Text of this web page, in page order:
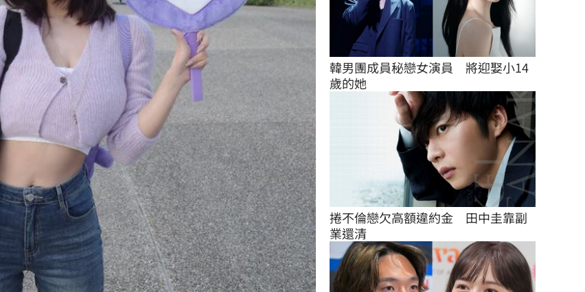
韓男團成員秘戀女演員　將迎娶小14
歲的她
捲不倫戀欠高額違約金　田中圭靠副
業還清